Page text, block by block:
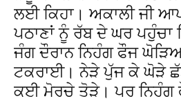
ਲਈ ਕਿਹਾ। ਅਕਾਲੀ ਜੀ
ਪਠਾਣਾਂ ਨੂੰ ਰੱਬ ਦੇ ਘਰ
ਜੰਗ ਦੌਰਾਨ ਨਿਹੰਗ ਫੌਜ
ਟਕਰਾਈ। ਨੇੜੇ ਪੁੱਜ ਕੇ ਘੋੜੇ
ਕਈ ਮੋਰਚੇ ਤੋੜੇ। ਪਰ ਨਿਹੰਗ